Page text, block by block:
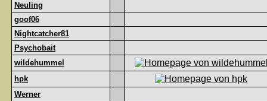
Neuling
goof06
Nightcatcher81
Psychobait
wildehummel
hpk
Werner